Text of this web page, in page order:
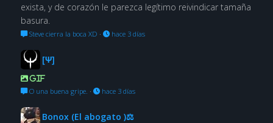
exista, y de corazón le parezca legítimo reivindicar tamaña
basura.
Steve cierra la boca XD · hace 3 días
[Ψ]
GIF
O una buena gripe. · hace 3 días
Bonox (El abogato )⚖